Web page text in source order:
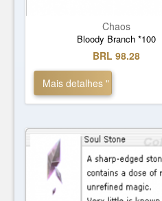
Chaos
Bloody Branch *100
BRL 98.28
Mais detalhes "